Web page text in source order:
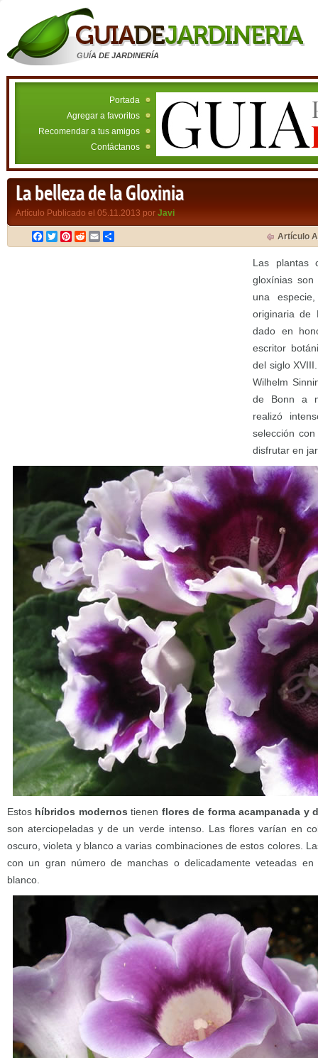
GUÍA DE JARDINERÍA
Portada
Agregar a favoritos
Recomendar a tus amigos
Contáctanos
La belleza de la Gloxinia
Artículo Publicado el 05.11.2013 por Javi
Facebook
TwitterPinterest
RedditEmail Artículo
Las plantas
gloxínias
una
originaria de
dado en
escritor
del siglo
Wilhelm
de Bonn a
realizó
selección
disfrutar en
Estos híbridos modernos tienen flores de forma acampanada y
son aterciopeladas y de un verde intenso. Las flores varían en
oscuro, violeta y blanco a varias combinaciones de estos colores.
con un gran número de manchas o delicadamente veteadas
blanco.